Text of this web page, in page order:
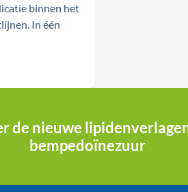
binnen het
In één
de nieuwe
bempedoïnezuur